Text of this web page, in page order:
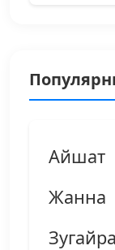
Айшат
Жанна